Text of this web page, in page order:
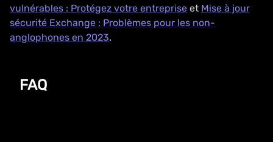
vulnérables : Protégez votre entreprise et Mise à jour
sécurité Exchange : Problèmes pour les non-
anglophones en 2023.
FAQ